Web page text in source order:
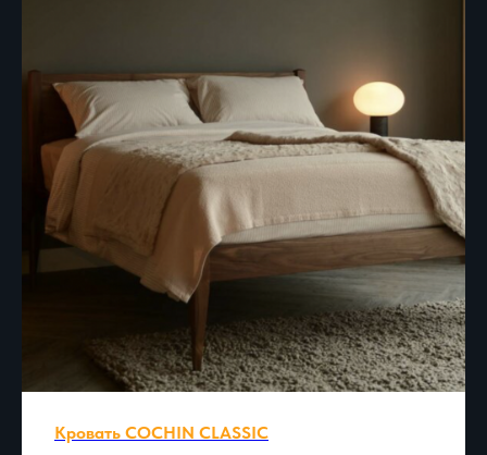
Кровать COCHIN CLASSIC